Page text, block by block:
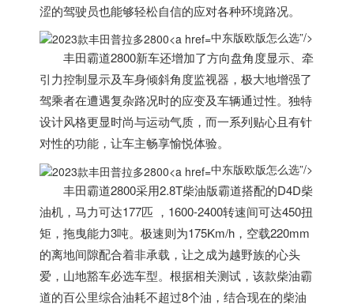
涩的驾驶员也能够轻松自信的应对各种环境路况。
中东版欧版怎么选”/>
丰田霸道2800新车还增加了方向盘角度显示、牵
引力控制显示及车身倾斜角度监视器，极大地增强了
驾乘者在遭遇复杂路况时的应变及车辆通过性。独特
设计风格更显时尚与运动气质，而一系列贴心且有针
对性的功能，让车主畅享愉悦体验。
中东版欧版怎么选”/>
丰田霸道2800采用2.8T柴油版霸道搭配的D4D柴
油机，马力可达177匹 ，1600-2400转速间可达450扭
矩，拖曳能力3吨。极速则为175Km/h，空载220mm
的离地间隙配合着非承载，让之成为越野族的心头
爱，山地豁车必选车型。根据相关测试，该款柴油霸
道的百公里综合油耗不超过8个油，结合现在的柴油